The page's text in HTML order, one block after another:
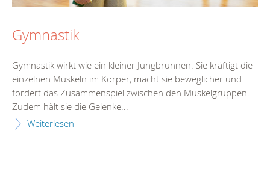
Gymnastik
Gymnastik wirkt wie ein kleiner Jungbrunnen. Sie kräftigt die
einzelnen Muskeln im Körper, macht sie beweglicher und
fördert das Zusammenspiel zwischen den Muskelgruppen.
Zudem hält sie die Gelenke...
Weiterlesen